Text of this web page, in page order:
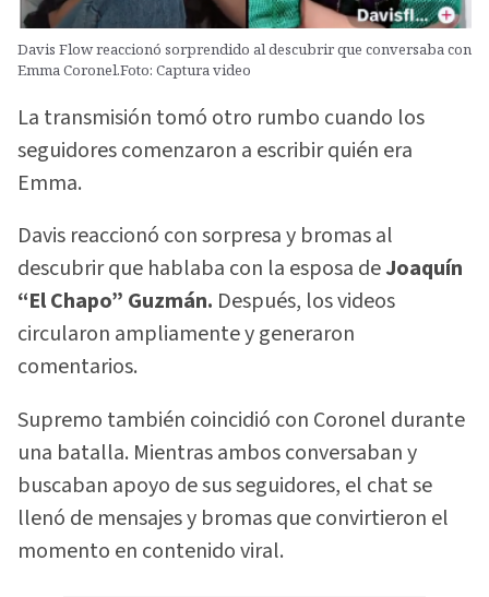
Davis Flow reaccionó sorprendido al descubrir que conversaba con
Emma Coronel.Foto: Captura video
La transmisión tomó otro rumbo cuando los
seguidores comenzaron a escribir quién era
Emma.
Davis reaccionó con sorpresa y bromas al
descubrir que hablaba con la esposa deJoaquín
“El Chapo” Guzmán. Después, los videos
circularon ampliamente y generaron
comentarios.
Supremo también coincidió con Coronel durante
una batalla. Mientras ambos conversaban y
buscaban apoyo de sus seguidores, el chat se
llenó de mensajes y bromas que convirtieron el
momento en contenido viral.